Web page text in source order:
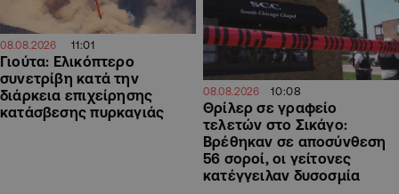
08.08.2026 11:01
Γιούτα: Ελικόπτερο
συνετρίβη κατά την
διάρκεια επιχείρησης
κατάσβεσης πυρκαγιάς
08.08.2026 10:08
Θρίλερ σε γραφείο
τελετών στο Σικάγο:
Βρέθηκαν σε αποσύνθεση
56 σοροί, οι γείτονες
κατέγγειλαν δυσοσμία